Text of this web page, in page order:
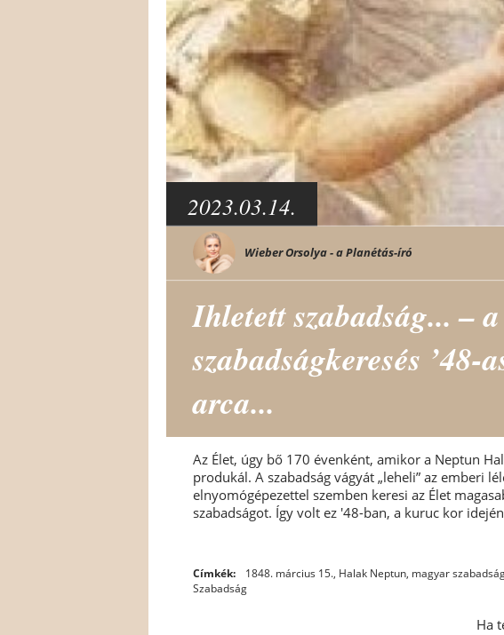
2023.03.14.
Wieber Orsolya - a Planétás-író
Ihletett szabadság... – a
szabadságkeresés ’48-
arca...
Az Élet, úgy bő 170 évenként, amikor a Neptun
produkál. A szabadság vágyát „leheli” az emberi
elnyomógépezettel szemben keresi az Élet
szabadságot. Így volt ez '48-ban, a kuruc kor
Címkék: 1848. március 15., Halak Neptun, magyar
Szabadság
Ha